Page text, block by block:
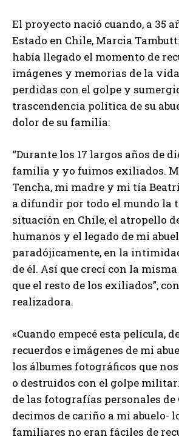
El proyecto nació cuando, a 35
Estado en Chile, Marcia
había llegado el momento de
imágenes y memorias de la
perdidas con el golpe y
trascendencia política de su
dolor de su familia:
“Durante los 17 largos años de
familia y yo fuimos exiliados.
Tencha, mi madre y mi tía
a difundir por todo el mundo la
situación en Chile, el atropello
humanos y el legado de mi
paradójicamente, en la
de él. Así que crecí con la
que el resto de los exiliados”,
realizadora.
«Cuando empecé esta película,
recuerdos e imágenes de mi
los álbumes fotográficos que
o destruidos con el golpe
de las fotografías personales de
decimos de cariño a mi abuelo-
familiares no eran fáciles de